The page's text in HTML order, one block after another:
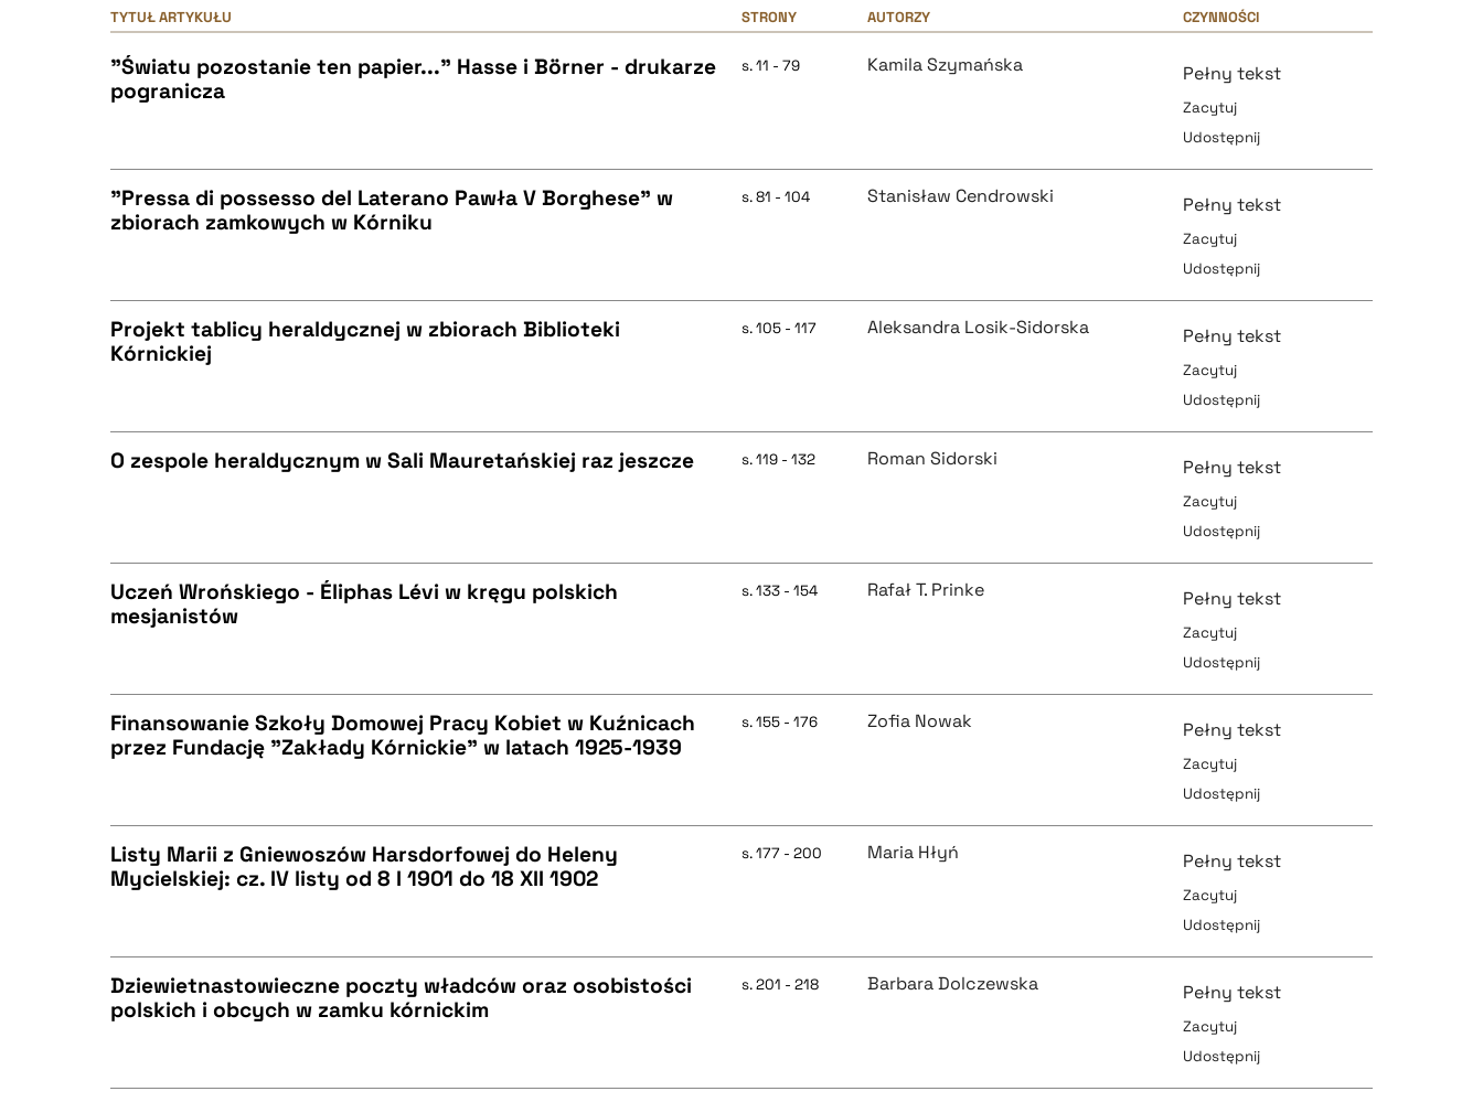
TYTUŁ ARTYKUŁU STRONY AUTORZY CZYNNOŚCI
"Światu pozostanie ten papier..." Hasse i Börner - drukarze
pogranicza
s. 11 - 79 Kamila Szymańska Pełny tekst
Zacytuj
Udostępnij
pobierz cytat
"Pressa di possesso del Laterano Pawła V Borghese" w
zbiorach zamkowych w Kórniku
s. 81 - 104 Stanisław Cendrowski Pełny tekst
Zacytuj
Udostępnij
pobierz cytat
Projekt tablicy heraldycznej w zbiorach Biblioteki
Kórnickiej
s. 105 - 117 Aleksandra Losik-Sidorska Pełny tekst
Zacytuj
Udostępnij
pobierz cytat
O zespole heraldycznym w Sali Mauretańskiej raz jeszcze s. 119 - 132 Roman Sidorski Pełny tekst
Zacytuj
Udostępnij
pobierz cytat
Uczeń Wrońskiego - Éliphas Lévi w kręgu polskich
mesjanistów
s. 133 - 154 Rafał T. Prinke Pełny tekst
Zacytuj
Udostępnij
pobierz cytat
Finansowanie Szkoły Domowej Pracy Kobiet w Kuźnicach
przez Fundację "Zakłady Kórnickie" w latach 1925-1939
s. 155 - 176 Zofia Nowak Pełny tekst
Zacytuj
Udostępnij
pobierz cytat
Listy Marii z Gniewoszów Harsdorfowej do Heleny
Mycielskiej: cz. IV listy od 8 I 1901 do 18 XII 1902
s. 177 - 200 Maria Hłyń Pełny tekst
Zacytuj
Udostępnij
pobierz cytat
Dziewietnastowieczne poczty władców oraz osobistości
polskich i obcych w zamku kórnickim
s. 201 - 218 Barbara Dolczewska Pełny tekst
Zacytuj
Udostępnij